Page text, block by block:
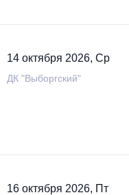
14 октября 2026, Ср
ДК "Выборгский"
16 октября 2026, Пт